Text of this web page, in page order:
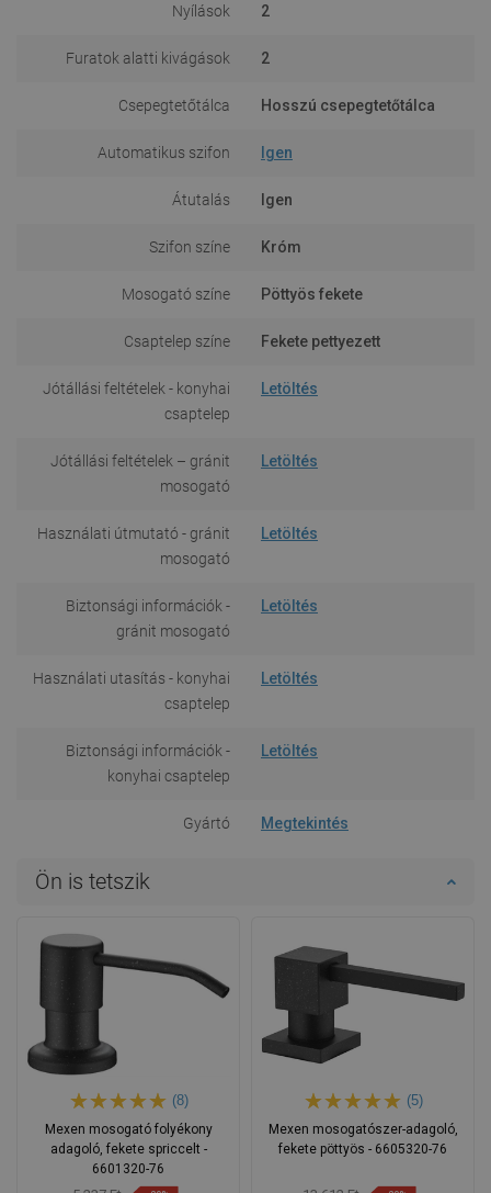
Nyílások 2
Furatok alatti kivágások 2
Csepegtetőtálca Hosszú csepegtetőtálca
Automatikus szifon Igen
Átutalás Igen
Szifon színe Króm
Mosogató színe Pöttyös fekete
Csaptelep színe Fekete pettyezett
Jótállási feltételek - konyhai
csaptelep
Letöltés
Jótállási feltételek – gránit
mosogató
Letöltés
Használati útmutató - gránit
mosogató
Letöltés
Biztonsági információk -
gránit mosogató
Letöltés
Használati utasítás - konyhai
csaptelep
Letöltés
Biztonsági információk -
konyhai csaptelep
Letöltés
Gyártó Megtekintés
Ön is tetszik
(8)
Mexen mosogató folyékony
adagoló, fekete spriccelt -
6601320-76
(5)
Mexen mosogatószer-adagoló,
fekete pöttyös - 6605320-76